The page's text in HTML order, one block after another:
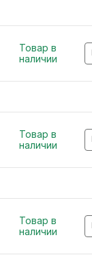
Товар в
наличии
Товар в
наличии
Товар в
наличии